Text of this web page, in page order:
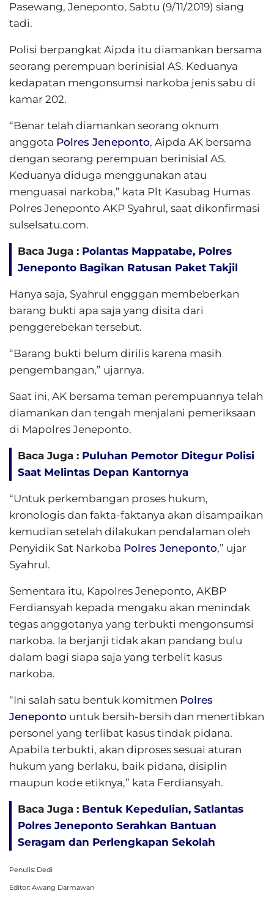
Pasewang, Jeneponto, Sabtu (9/11/2019) siang
tadi.
Polisi berpangkat Aipda itu diamankan bersama
seorang perempuan berinisial AS. Keduanya
kedapatan mengonsumsi narkoba jenis sabu di
kamar 202.
“Benar telah diamankan seorang oknum
anggota Polres Jeneponto, Aipda AK bersama
dengan seorang perempuan berinisial AS.
Keduanya diduga menggunakan atau
menguasai narkoba,” kata Plt Kasubag Humas
Polres Jeneponto AKP Syahrul, saat dikonfirmasi
sulselsatu.com.
Baca Juga : Polantas Mappatabe, Polres
Jeneponto Bagikan Ratusan Paket Takjil
Hanya saja, Syahrul engggan membeberkan
barang bukti apa saja yang disita dari
penggerebekan tersebut.
“Barang bukti belum dirilis karena masih
pengembangan,” ujarnya.
Saat ini, AK bersama teman perempuannya telah
diamankan dan tengah menjalani pemeriksaan
di Mapolres Jeneponto.
Baca Juga : Puluhan Pemotor Ditegur Polisi
Saat Melintas Depan Kantornya
“Untuk perkembangan proses hukum,
kronologis dan fakta-faktanya akan disampaikan
kemudian setelah dilakukan pendalaman oleh
Penyidik Sat Narkoba Polres Jeneponto,” ujar
Syahrul.
Sementara itu, Kapolres Jeneponto, AKBP
Ferdiansyah kepada mengaku akan menindak
tegas anggotanya yang terbukti mengonsumsi
narkoba. Ia berjanji tidak akan pandang bulu
dalam bagi siapa saja yang terbelit kasus
narkoba.
“Ini salah satu bentuk komitmen Polres
Jeneponto untuk bersih-bersih dan menertibkan
personel yang terlibat kasus tindak pidana.
Apabila terbukti, akan diproses sesuai aturan
hukum yang berlaku, baik pidana, disiplin
maupun kode etiknya,” kata Ferdiansyah.
Baca Juga : Bentuk Kepedulian, Satlantas
Polres Jeneponto Serahkan Bantuan
Seragam dan Perlengkapan Sekolah
Penulis: Dedi
Editor: Awang Darmawan